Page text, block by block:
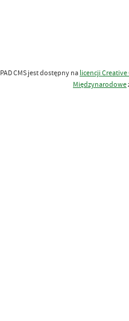
PAD CMS jest dostępny na licencji
Międzynarodowe